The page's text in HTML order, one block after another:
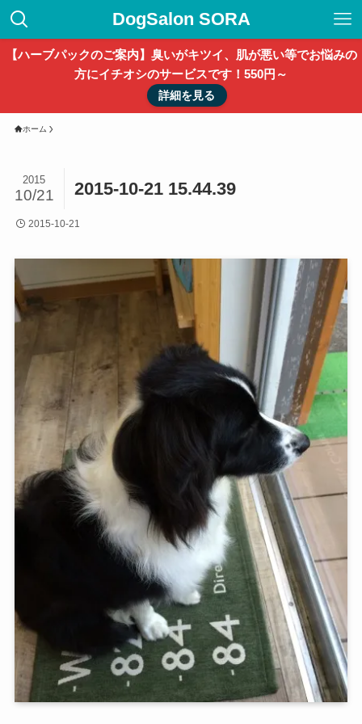
DogSalon SORA
【ハーブパックのご案内】臭いがキツイ、肌が悪い等でお悩みの
方にイチオシのサービスです！550円～
詳細を見る
ホーム
2015-10-21 15.44.39
2015
10/21
2015-10-21